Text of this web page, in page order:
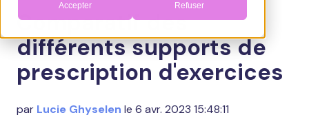
Accepter Refuser
Comparatif des
différents supports de
prescription d'exercices
par Lucie Ghyselen le 6 avr. 2023 15:48:11